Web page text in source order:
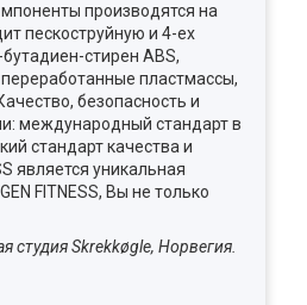
производятся на
пескоструйную и 4-ех
стирен ABS,
пластмассы,
безопасность и
международный стандарт в
стандарт качества и
является уникальная
FITNESS, Вы не только
студия Skrekkøgle, Норвегия.